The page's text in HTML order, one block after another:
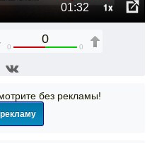
01:32 1x
0
0 0
без рекламы!